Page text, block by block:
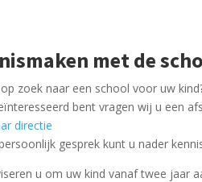
met de
zoek naar een school voor uw
bent vragen wij u een
directie
gesprek kunt u nader
u om uw kind vanaf twee jaar